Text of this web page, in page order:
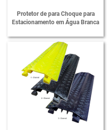
Fornecedor de Bate Rodas
Fornecedor de Calço de Escada
Fornecedor de Limitador de Vaga
Fornecedor de Limitadores de Vagas
Fornecedor de Lombada para Garagem
Fornecedor de Manta Protetora
Protetor de para Choque para
Estacionamento em Água Branca